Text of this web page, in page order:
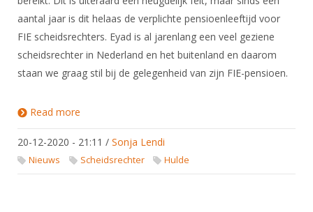
aantal jaar is dit helaas de verplichte pensioenleeftijd voor
FIE scheidsrechters. Eyad is al jarenlang een veel geziene
scheidsrechter in Nederland en het buitenland en daarom
staan we graag stil bij de gelegenheid van zijn FIE-pensioen.
Read more
20-12-2020 - 21:11 / Sonja Lendi
Nieuws Scheidsrechter Hulde